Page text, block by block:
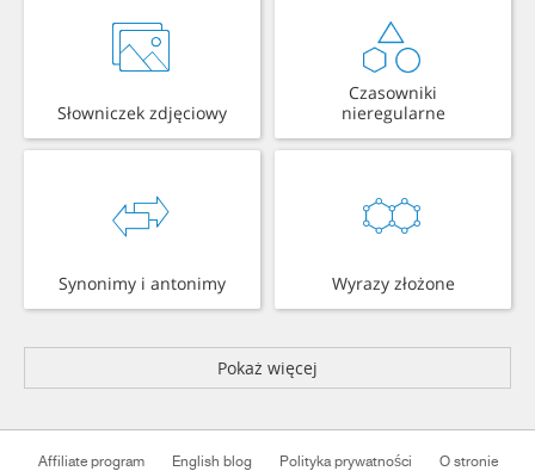
Słowniczek zdjęciowy
Czasowniki
nieregularne
Synonimy i antonimy Wyrazy złożone
Pokaż więcej
Affiliate program English blog Polityka prywatności O stronie